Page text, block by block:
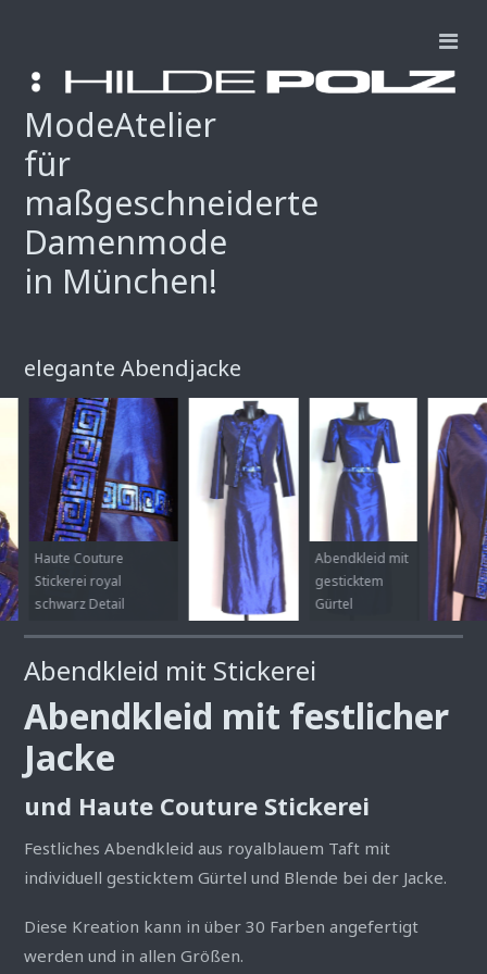
ModeAtelier
für
maßgeschneiderte
Damenmode
in München!
elegante Abendjacke
Haute Couture
Stickerei royal
schwarz Detail
Abendkleid mit
gesticktem
Gürtel
Abendkleid mit Stickerei
Abendkleid mit festlicher
Jacke
und Haute Couture Stickerei
Festliches Abendkleid aus royalblauem Taft mit
individuell gesticktem Gürtel und Blende bei der Jacke.
Diese Kreation kann in über 30 Farben angefertigt
werden und in allen Größen.